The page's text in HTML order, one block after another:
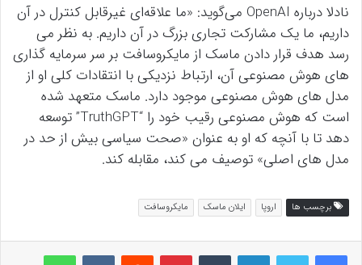
نادلا درباره OpenAI می‌گوید: «ما علاقه‌ای غیرقابل کنترل در آن
داریم، ما یک مشارکت تجاری بزرگ در آن داریم. به نظر می
رسد هدف قرار دادن ماسک از مایکروسافت بر سر سرمایه گذاری
های هوش مصنوعی آن، ارتباط نزدیکی با انتقادات کلی او از
مدل های هوش مصنوعی موجود دارد. ماسک متعهد شده
است که هوش مصنوعی رقیب خود را “TruthGPT” توسعه
دهد تا با آنچه که او به عنوان «صحت سیاسی بیش از حد در
مدل های اصلی» توصیف می کند، مقابله کند.
برچسب ها اروپا ایلان ماسک مایکروسافت
لینکداینتامبلر پینتریستReddit
VKontakteواتس آپ